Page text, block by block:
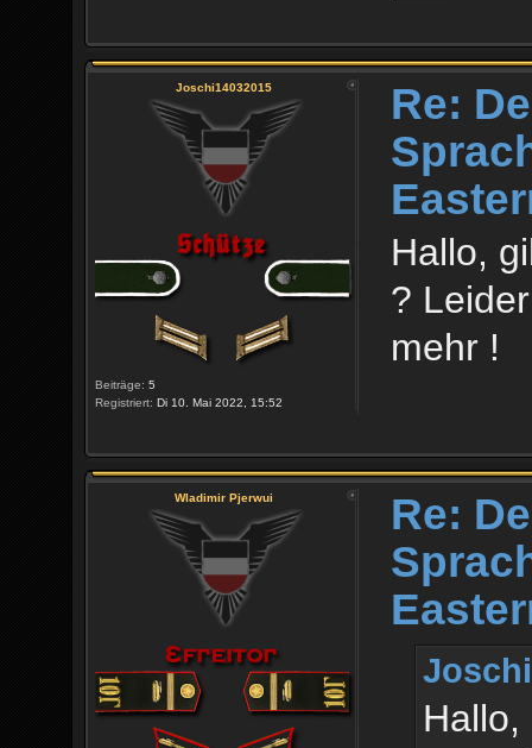
Joschi14032015
Beiträge: 5
Registriert: Di 10. Mai 2022, 15:52
Re:
Hallo,
?
mehr !
Wladimir Pjerwui
Re: